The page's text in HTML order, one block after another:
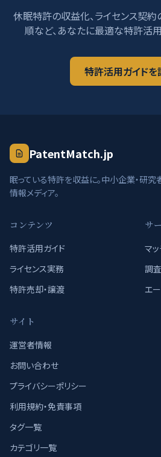
休眠特許の収益化、ライセンス契
順など、あなたに最適な特許活用
特許活用ガイドを
PatentMatch.jp
眠っている特許を収益に。中小企業・研
情報メディア。
コンテンツ
特許活用ガイド
ライセンス実務
特許売却・譲渡
サ
マ
調
エ
サイト
運営者情報
お問い合わせ
プライバシーポリシー
利用規約・免責事項
タグ一覧
カテゴリ一覧